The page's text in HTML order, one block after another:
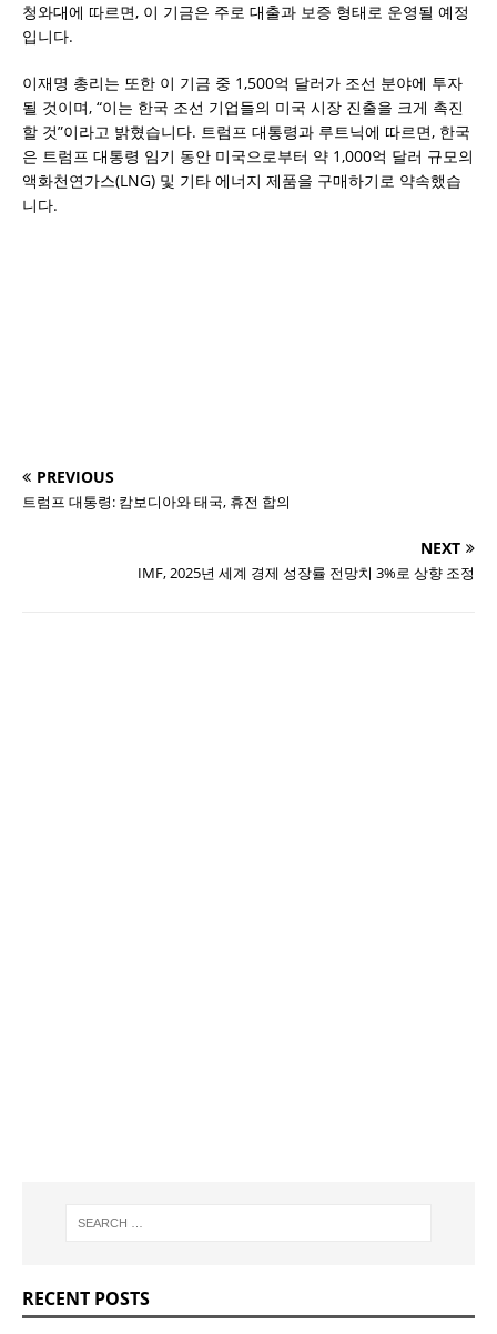
청와대에 따르면, 이 기금은 주로 대출과 보증 형태로 운영될 예정
입니다.
이재명 총리는 또한 이 기금 중 1,500억 달러가 조선 분야에 투자
될 것이며, “이는 한국 조선 기업들의 미국 시장 진출을 크게 촉진
할 것”이라고 밝혔습니다. 트럼프 대통령과 루트닉에 따르면, 한국
은 트럼프 대통령 임기 동안 미국으로부터 약 1,000억 달러 규모의
액화천연가스(LNG) 및 기타 에너지 제품을 구매하기로 약속했습
니다.
PREVIOUS
트럼프 대통령: 캄보디아와 태국, 휴전 합의
NEXT
IMF, 2025년 세계 경제 성장률 전망치 3%로 상향 조정
RECENT POSTS